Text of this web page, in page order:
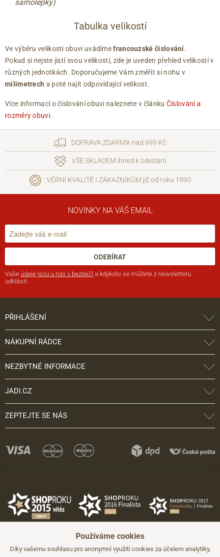
samolepky)
Tabulka velikostí
Ve výběru velikosti obuvi uvádímefrancouzské číslování.
Pokud si nejste jistí svou velikostí, zde je uveden přehled velikostí v
různých jednotkách. Doporučujeme Vám změřit si nohu v
milimetrech a poté najít odpovídající velikost.
Více informací o číslování obuvi naleznete v článku Číslování a
rozměry obuvi.
DOPRAVA ZDARMA nad 999 Kč
VŠE SKLADEM ihned k odeslání
VĚRNÍ KVALITĚ I ZÁKAZNÍKŮM již od roku 1990
NOVINKY NA VÁŠ EMAIL
ODEBÍRAT
Vaše údaje jsou u nás v bezpečí a kdykoliv se můžete z newsletteru
odhlásit.
PŘIHLÁŠENÍ
NÁKUPNÍ RÁDCE
NEZBYTNÉ INFORMACE
JADI.CZ
ZEPTEJTE SE NÁS
Používáme cookies
Díky vašemu souhlasu pro anonymní využití cookies za účelem analytiky,